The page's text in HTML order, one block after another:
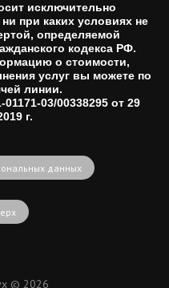
исключительно
при каких условиях не
определяемой
кодекса РФ.
о стоимости,
услуг вы можете по
линии.
03/00338295 от 29
г.
данных
© 2026